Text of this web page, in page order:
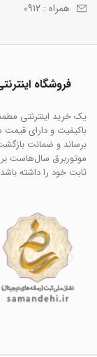
همراه : 0912
فروشگاه
یک خرید اینترنتی
باکیفیت و دارای
برساند و ضمانت
موتوربرق سال‌هاست بر
ثابت خود را داشته